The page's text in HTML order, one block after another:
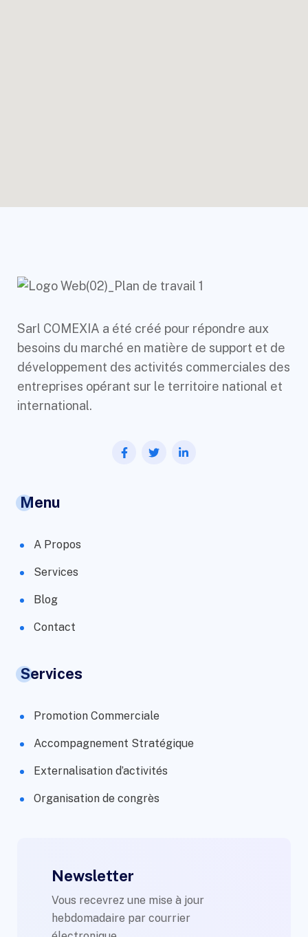
Sarl COMEXIA a été créé pour répondre aux
besoins du marché en matière de support et de
développement des activités commerciales des
entreprises opérant sur le territoire national et
international.
Menu
A Propos
Services
Blog
Contact
Services
Promotion Commerciale
Accompagnement Stratégique
Externalisation d’activités
Organisation de congrès
Newsletter
Vous recevrez une mise à jour
hebdomadaire par courrier